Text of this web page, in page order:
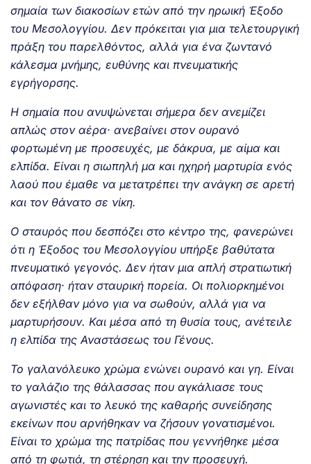
σημαία των διακοσίων ετών από την ηρωική Έξοδο
του Μεσολογγίου. Δεν πρόκειται για μια τελετουργική
πράξη του παρελθόντος, αλλά για ένα ζωντανό
κάλεσμα μνήμης, ευθύνης και πνευματικής
εγρήγορσης.
Η σημαία που ανυψώνεται σήμερα δεν ανεμίζει
απλώς στον αέρα· ανεβαίνει στον ουρανό
φορτωμένη με προσευχές, με δάκρυα, με αίμα και
ελπίδα. Είναι η σιωπηλή μα και ηχηρή μαρτυρία ενός
λαού που έμαθε να μετατρέπει την ανάγκη σε αρετή
και τον θάνατο σε νίκη.
Ο σταυρός που δεσπόζει στο κέντρο της, φανερώνει
ότι η Έξοδος του Μεσολογγίου υπήρξε βαθύτατα
πνευματικό γεγονός. Δεν ήταν μια απλή στρατιωτική
απόφαση· ήταν σταυρική πορεία. Οι πολιορκημένοι
δεν εξήλθαν μόνο για να σωθούν, αλλά για να
μαρτυρήσουν. Και μέσα από τη θυσία τους, ανέτειλε
η ελπίδα της Αναστάσεως του Γένους.
Το γαλανόλευκο χρώμα ενώνει ουρανό και γη. Είναι
το γαλάζιο της θάλασσας που αγκάλιασε τους
αγωνιστές και το λευκό της καθαρής συνείδησης
εκείνων που αρνήθηκαν να ζήσουν γονατισμένοι.
Είναι το χρώμα της πατρίδας που γεννήθηκε μέσα
από τη φωτιά, τη στέρηση και την προσευχή.